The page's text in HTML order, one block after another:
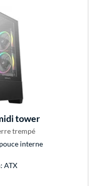
tower
trempé
interne
ATX